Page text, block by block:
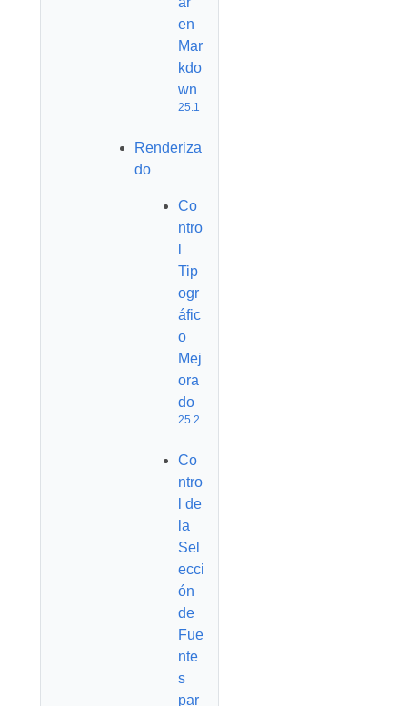
en
Mar
kdo
wn
25.1
Renderiza
do
Co
ntro
Tip
ogr
áfic
o
Mej
ora
do
25.2
Co
ntro
l de
la
Sel
ecci
ón
de
Fue
nte
s
par